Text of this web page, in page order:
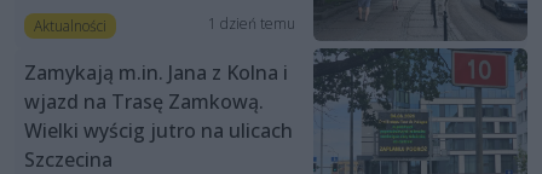
Aktualności 1 dzień temu
Zamykają m.in. Jana z Kolna i
wjazd na Trasę Zamkową.
Wielki wyścig jutro na ulicach
Szczecina